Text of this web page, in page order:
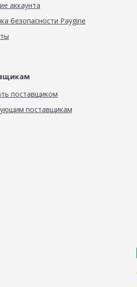
аккаунта
безопасности Paygine
поставщиком
поставщикам